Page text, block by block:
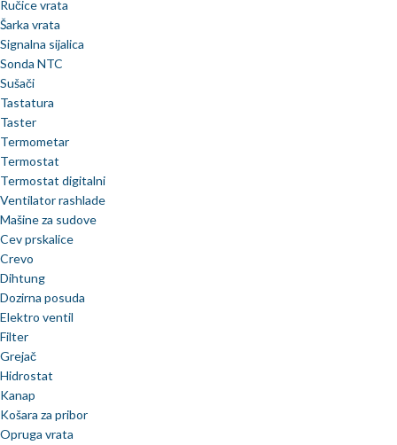
Ručice vrata
Šarka vrata
Signalna sijalica
Sonda NTC
Sušači
Tastatura
Taster
Termometar
Termostat
Termostat digitalni
Ventilator rashlade
Mašine za sudove
Cev prskalice
Crevo
Dihtung
Dozirna posuda
Elektro ventil
Filter
Grejač
Hidrostat
Kanap
Košara za pribor
Opruga vrata